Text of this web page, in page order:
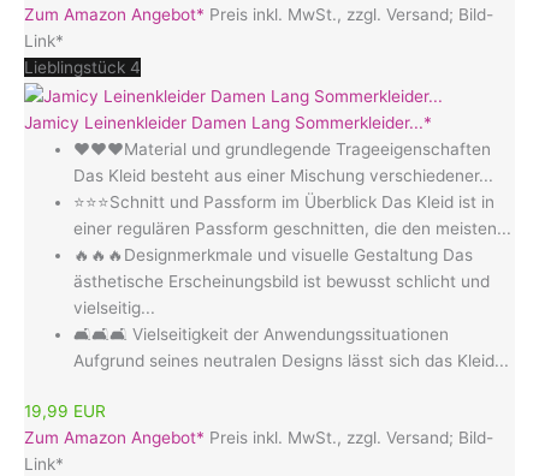
Zum Amazon Angebot* Preis inkl. MwSt., zzgl. Versand; Bild-
Link*
Lieblingstück 4
Jamicy Leinenkleider Damen Lang Sommerkleider...*
❤️❤️❤️Material und grundlegende Trageeigenschaften
Das Kleid besteht aus einer Mischung verschiedener...
⭐⭐⭐Schnitt und Passform im Überblick Das Kleid ist in
einer regulären Passform geschnitten, die den meisten...
🔥🔥🔥Designmerkmale und visuelle Gestaltung Das
ästhetische Erscheinungsbild ist bewusst schlicht und
vielseitig...
🛋️🛋️🛋️ Vielseitigkeit der Anwendungssituationen
Aufgrund seines neutralen Designs lässt sich das Kleid...
19,99 EUR
Zum Amazon Angebot* Preis inkl. MwSt., zzgl. Versand; Bild-
Link*